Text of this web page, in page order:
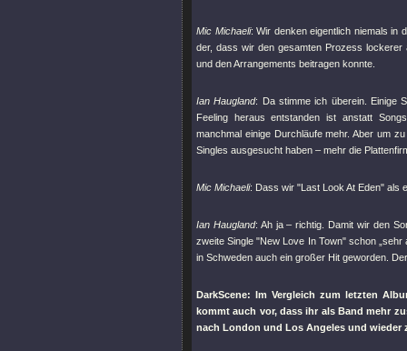
Mic Michaeli: Wir denken eigentlich niemals in
der, dass wir den gesamten Prozess lockerer
und den Arrangements beitragen konnte.
Ian Haugland: Da stimme ich überein. Einige
Feeling heraus entstanden ist anstatt
manchmal einige Durchläufe mehr. Aber um
Singles ausgesucht haben – mehr die
Mic Michaeli: Dass wir "Last Look At Eden" als
Ian Haugland: Ah ja – richtig. Damit wir den
zweite Single"New Love In Town"schon „sehr
in Schweden auch ein großer Hit geworden.
DarkScene: Im Vergleich zum letzten
kommt auch vor, dass ihr als Band mehr
nach London und Los Angeles und wieder